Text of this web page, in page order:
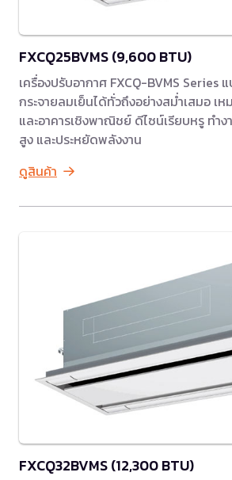
FXCQ25BVMS (9,600 BTU)
เครื่องปรับอากาศ FXCQ-BVMS Series
กระจายลมเย็นได้ทั่วถึงอย่างสม่ำเสมอ เห
และอาคารเชิงพาณิชย์ ดีไซน์เรียบหรู ทำ
สูง และประหยัดพลังงาน
ดูสินค้า
FXCQ32BVMS (12,300 BTU)